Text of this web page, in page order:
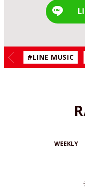
#LINE MUSIC
WEEKLY